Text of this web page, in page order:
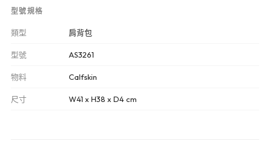
型號規格
類型 肩背包
型號 AS3261
物料 Calfskin
尺寸 W41 x H38 x D4 cm